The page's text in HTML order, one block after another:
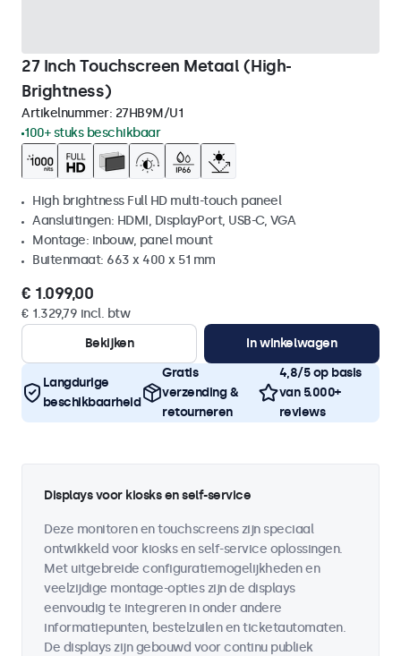
27 Inch Touchscreen Metaal (High-
Brightness)
Artikelnummer: 27HB9M/U1
100+ stuks beschikbaar
High brightness Full HD multi-touch paneel
Aansluitingen: HDMI, DisplayPort, USB-C, VGA
Montage: inbouw, panel mount
Buitenmaat: 663 x 400 x 51 mm
€ 1.099,00
€ 1.329,79 incl. btw
Bekijken
In winkelwagen
Langdurige
beschikbaarheid
Gratis
verzending &
retourneren
4,8/5 op basis
van 5.000+
reviews
Displays voor kiosks en self-service
Deze monitoren en touchscreens zijn speciaal
ontwikkeld voor kiosks en self-service oplossingen.
Met uitgebreide configuratiemogelijkheden en
veelzijdige montage-opties zijn de displays
eenvoudig te integreren in onder andere
informatiepunten, bestelzuilen en ticketautomaten.
De displays zijn gebouwd voor continu publiek